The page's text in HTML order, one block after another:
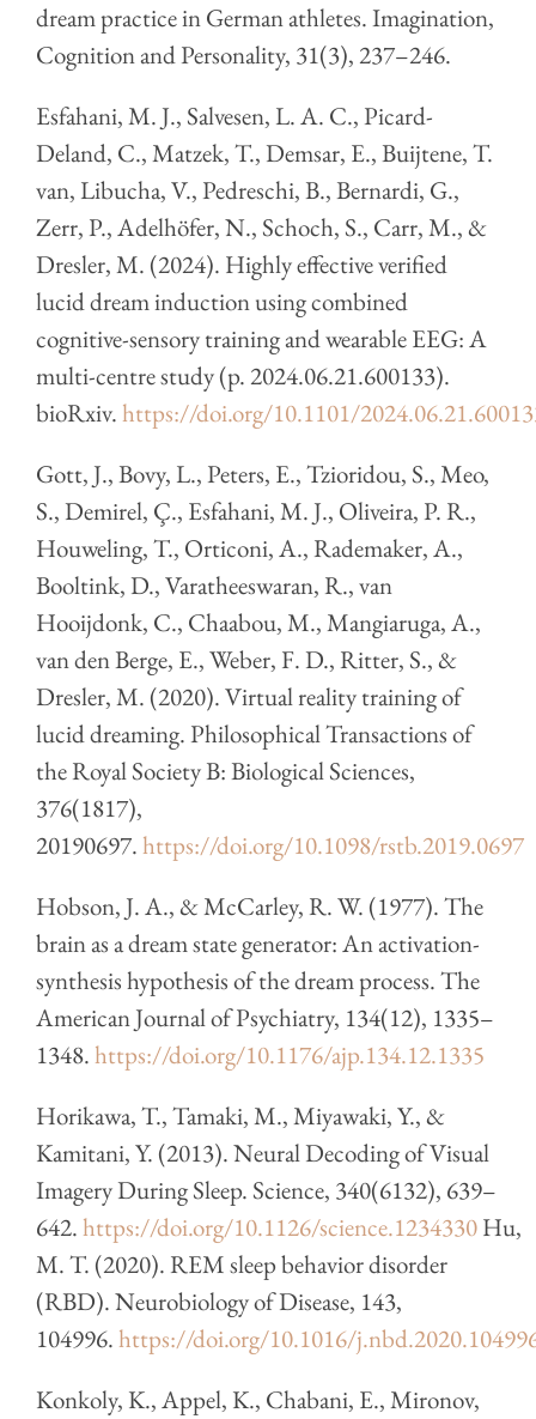
dream practice in German athletes. Imagination,
Cognition and Personality, 31(3), 237–246.
Esfahani, M. J., Salvesen, L. A. C., Picard-
Deland, C., Matzek, T., Demsar, E., Buijtene, T.
van, Libucha, V., Pedreschi, B., Bernardi, G.,
Zerr, P., Adelhöfer, N., Schoch, S., Carr, M., &
Dresler, M. (2024). Highly effective verified
lucid dream induction using combined
cognitive-sensory training and wearable EEG: A
multi-centre study (p. 2024.06.21.600133).
bioRxiv.https://doi.org/10.1101/
Gott, J., Bovy, L., Peters, E., Tzioridou, S., Meo,
S., Demirel, Ç., Esfahani, M. J., Oliveira, P. R.,
Houweling, T., Orticoni, A., Rademaker, A.,
Booltink, D., Varatheeswaran, R., van
Hooijdonk, C., Chaabou, M., Mangiaruga, A.,
van den Berge, E., Weber, F. D., Ritter, S., &
Dresler, M. (2020). Virtual reality training of
lucid dreaming. Philosophical Transactions of
the Royal Society B: Biological Sciences,
376(1817),
20190697.https://doi.org/10.1098/rstb.2019.0697
Hobson, J. A., & McCarley, R. W. (1977). The
brain as a dream state generator: An activation-
synthesis hypothesis of the dream process. The
American Journal of Psychiatry, 134(12), 1335–
1348.https://doi.org/10.1176/ajp.134.12.1335
Horikawa, T., Tamaki, M., Miyawaki, Y., &
Kamitani, Y. (2013). Neural Decoding of Visual
Imagery During Sleep. Science, 340(6132), 639–
642.https://doi.org/10.1126/science.1234330Hu,
M. T. (2020). REM sleep behavior disorder
(RBD). Neurobiology of Disease, 143,
104996.https://doi.org/10.1016/
Konkoly, K., Appel, K., Chabani, E., Mironov,